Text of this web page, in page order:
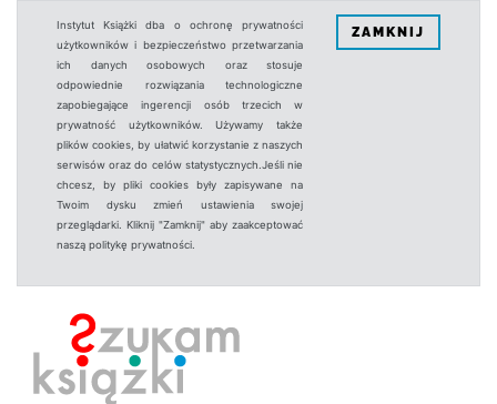
Instytut Książki dba o ochronę prywatności
użytkowników i bezpieczeństwo przetwarzania
ich danych osobowych oraz stosuje
odpowiednie rozwiązania technologiczne
zapobiegające ingerencji osób trzecich w
prywatność użytkowników. Używamy także
plików cookies, by ułatwić korzystanie z naszych
serwisów oraz do celów statystycznych.Jeśli nie
chcesz, by pliki cookies były zapisywane na
Twoim dysku zmień ustawienia swojej
przeglądarki. Kliknij "Zamknij" aby zaakceptować
naszą politykę prywatności.
ZAMKNIJ